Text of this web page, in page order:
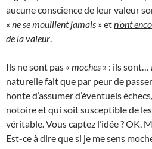
aucune conscience de leur valeur
« ne se mouillent jamais » etn’ont
de la valeur
Ils ne sont pas « moches » : ils sont…
naturelle fait que par peur de
honte d’assumer d’éventuels
notoire et qui soit susceptible de
véritable. Vous captez l’idée ? OK,
Est-ce à dire que si je me sens